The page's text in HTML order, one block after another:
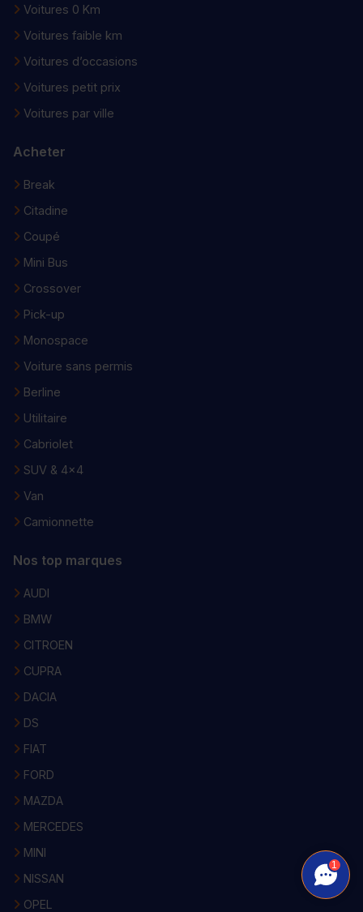
Voitures 0 Km
Voitures faible km
Voitures d’occasions
Voitures petit prix
Voitures par ville
Acheter
Break
Citadine
Coupé
Mini Bus
Crossover
Pick-up
Monospace
Voiture sans permis
Berline
Utilitaire
Cabriolet
SUV & 4x4
Van
Camionnette
Nos top marques
AUDI
BMW
CITROEN
CUPRA
DACIA
DS
FIAT
FORD
MAZDA
MERCEDES
MINI
NISSAN
OPEL
1